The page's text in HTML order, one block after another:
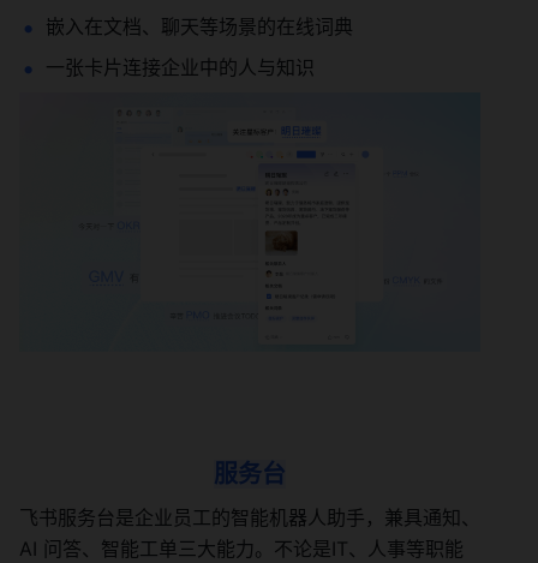
嵌入在文档、聊天等场景的在线词典
一张卡片连接企业中的人与知识
服务台
飞书服务台是企业员工的智能机器人助手，兼具通知、
AI 问答、智能工单三大能力。不论是IT、人事等职能